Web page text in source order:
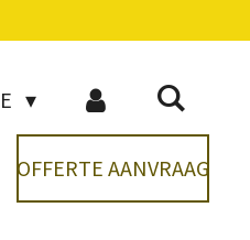
OFFERTE AANVRAAG